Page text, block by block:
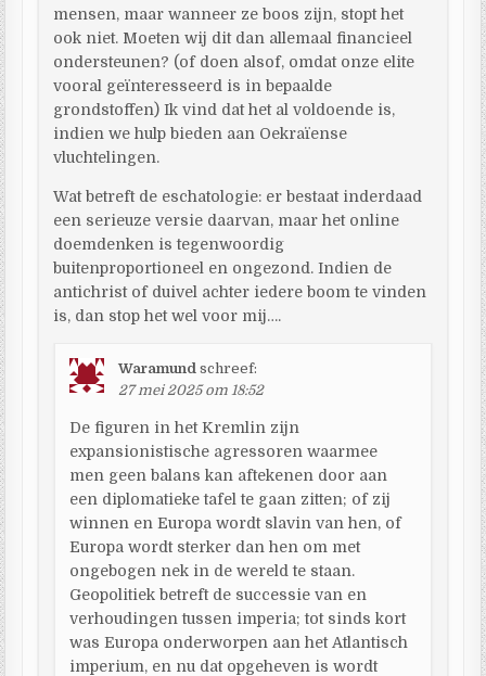
mensen, maar wanneer ze boos zijn, stopt het
ook niet. Moeten wij dit dan allemaal financieel
ondersteunen? (of doen alsof, omdat onze elite
vooral geïnteresseerd is in bepaalde
grondstoffen) Ik vind dat het al voldoende is,
indien we hulp bieden aan Oekraïense
vluchtelingen.
Wat betreft de eschatologie: er bestaat inderdaad
een serieuze versie daarvan, maar het online
doemdenken is tegenwoordig
buitenproportioneel en ongezond. Indien de
antichrist of duivel achter iedere boom te vinden
is, dan stop het wel voor mij….
Waramund schreef:
27 mei 2025 om 18:52
De figuren in het Kremlin zijn
expansionistische agressoren waarmee
men geen balans kan aftekenen door aan
een diplomatieke tafel te gaan zitten; of zij
winnen en Europa wordt slavin van hen, of
Europa wordt sterker dan hen om met
ongebogen nek in de wereld te staan.
Geopolitiek betreft de successie van en
verhoudingen tussen imperia; tot sinds kort
was Europa onderworpen aan het Atlantisch
imperium, en nu dat opgeheven is wordt